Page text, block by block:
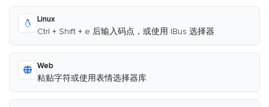
Linux
Ctrl + Shift + e 后输入码点，或使用 IBus 选择器
Web
粘贴字符或使用表情选择器库